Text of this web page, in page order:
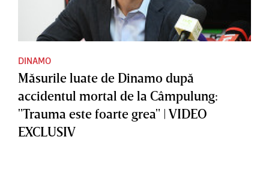
DINAMO
Măsurile luate de Dinamo după
accidentul mortal de la Câmpulung:
"Trauma este foarte grea" | VIDEO
EXCLUSIV